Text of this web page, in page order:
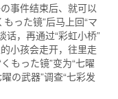
事件结束后、就可以
った镜”后马上回“マ
话，再通过“彩虹小桥”
小孩会走开，往里走
もった镜”变为“七曜
の武器”调查“七彩发